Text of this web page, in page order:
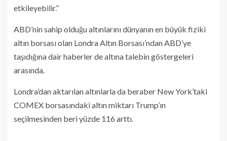
etkileyebilir.”
ABD’nin sahip olduğu altınlarını dünyanın en büyük fiziki
altın borsası olan Londra Altın Borsası’ndan ABD’ye
taşıdığına dair haberler de altına talebin göstergeleri
arasında.
Londra’dan aktarılan altınlarla da beraber New York’taki
COMEX borsasındaki altın miktarı Trump’ın
seçilmesinden beri yüzde 116 arttı.